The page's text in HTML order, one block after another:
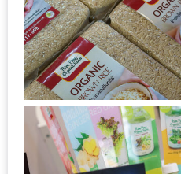
อร่อย
ทั่ว
เชียงใหม่
ลุ้น
บัตร
รับ
ประทาน